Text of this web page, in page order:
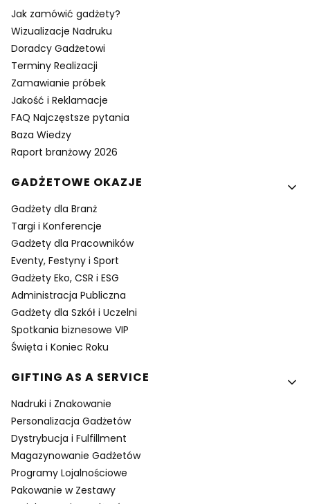
Jak zamówić gadżety?
Wizualizacje Nadruku
Doradcy Gadżetowi
Terminy Realizacji
Zamawianie próbek
Jakość i Reklamacje
FAQ Najczęstsze pytania
Baza Wiedzy
Raport branżowy 2026
GADŻETOWE OKAZJE
Gadżety dla Branż
Targi i Konferencje
Gadżety dla Pracowników
Eventy, Festyny i Sport
Gadżety Eko, CSR i ESG
Administracja Publiczna
Gadżety dla Szkół i Uczelni
Spotkania biznesowe VIP
Święta i Koniec Roku
GIFTING AS A SERVICE
Nadruki i Znakowanie
Personalizacja Gadżetów
Dystrybucja i Fulfillment
Magazynowanie Gadżetów
Programy Lojalnościowe
Pakowanie w Zestawy